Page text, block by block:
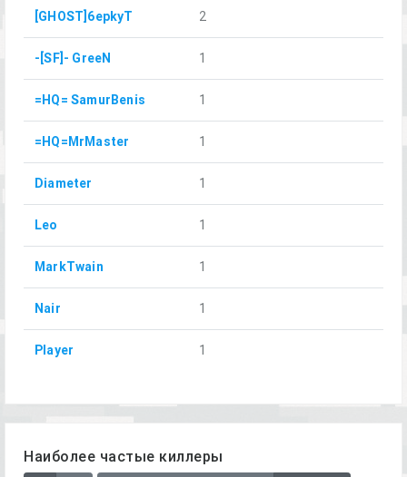
[GHOST]6epkyT 2
-[SF]- GreeN 1
=HQ= SamurBenis 1
=HQ=MrMaster 1
Diameter 1
Leo 1
MarkTwain 1
Nair 1
Player 1
Наиболее частые киллеры